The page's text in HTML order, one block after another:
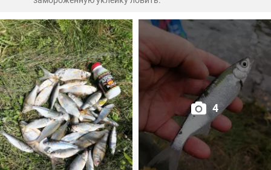
Завтра попробую туда же... Очень постараюсь!))
С такими ельцами никакая рыба на букву "ХА"... Ну, как
той самой бабке - интернет ваш...
4